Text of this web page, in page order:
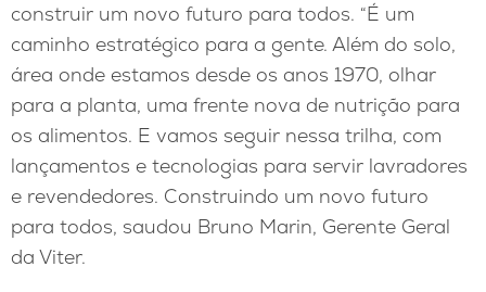
construir um novo futuro para todos. “É um
caminho estratégico para a gente. Além do solo,
área onde estamos desde os anos 1970, olhar
para a planta, uma frente nova de nutrição para
os alimentos. E vamos seguir nessa trilha, com
lançamentos e tecnologias para servir lavradores
e revendedores. Construindo um novo futuro
para todos, saudou Bruno Marin, Gerente Geral
da Viter.